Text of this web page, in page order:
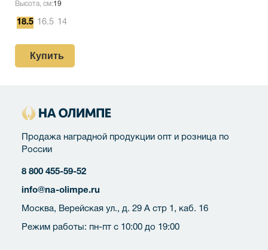
Высота, см:19
18.5 16.5 14
Купить
Продажа наградной продукции опт и розница по
России
8 800 455-59-52
info@na-olimpe.ru
Москва, Верейская ул., д. 29 А стр 1, каб. 16
Режим работы: пн-пт с 10:00 до 19:00